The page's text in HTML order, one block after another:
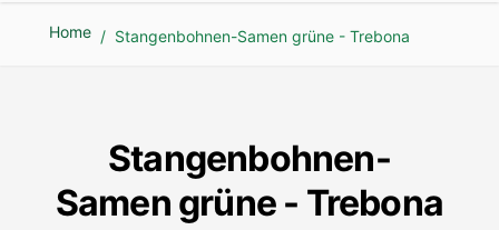
Home / Stangenbohnen-Samen grüne - Trebona
Stangenbohnen-
Samen grüne - Trebona